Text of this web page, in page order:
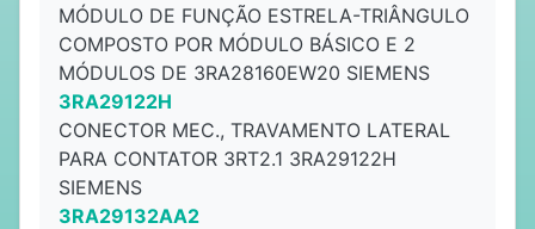
MÓDULO DE FUNÇÃO ESTRELA-TRIÂNGULO
COMPOSTO POR MÓDULO BÁSICO E 2
MÓDULOS DE 3RA28160EW20 SIEMENS
3RA29122H
CONECTOR MEC., TRAVAMENTO LATERAL
PARA CONTATOR 3RT2.1 3RA29122H
SIEMENS
3RA29132AA2